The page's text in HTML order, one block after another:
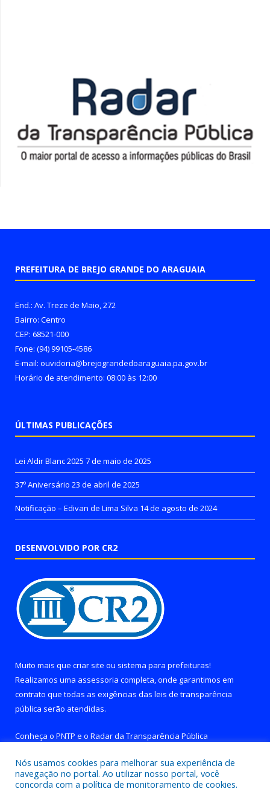
PREFEITURA DE BREJO GRANDE DO ARAGUAIA
End.: Av. Treze de Maio, 272
Bairro: Centro
CEP: 68521-000
Fone: (94) 99105-4586
E-mail: ouvidoria@brejograndedoaraguaia.pa.gov.br
Horário de atendimento: 08:00 às 12:00
ÚLTIMAS PUBLICAÇÕES
Lei Aldir Blanc 2025 7 de maio de 2025
37º Aniversário 23 de abril de 2025
Notificação – Edivan de Lima Silva 14 de agosto de 2024
DESENVOLVIDO POR CR2
Muito mais que criar site ou sistema para prefeituras!
Realizamos uma assessoria completa, onde garantimos em
contrato que todas as exigências das leis de transparência
pública serão atendidas.
Conheça o PNTP e o Radar da Transparência Pública
Nós usamos cookies para melhorar sua experiência de
navegação no portal. Ao utilizar nosso portal, você
concorda com a política de monitoramento de cookies.